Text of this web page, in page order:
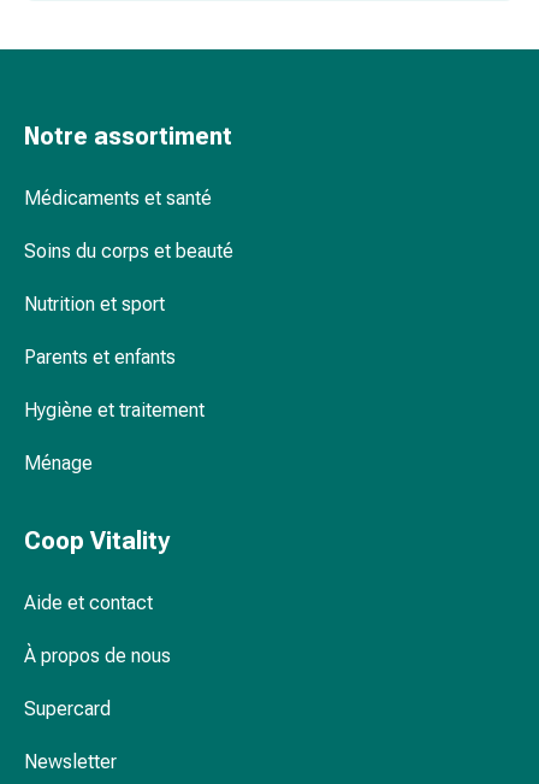
Brûlures
de
Kits
changement
pansements
Traitement
les
Bandes
fermeture
Notre assortiment
Médicaments et santé
Soins du corps et beauté
Nutrition et sport
Parents et enfants
Hygiène et traitement
Ménage
Coop Vitality
Aide et contact
À propos de nous
Supercard
Newsletter